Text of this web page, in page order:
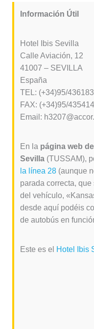
Información Útil
Hotel Ibis Sevilla
Calle Aviación, 12
41007 – SEVILLA
España
TEL: (+34)95/
FAX: (+34)95/
Email:
En la página web
Sevilla(TUSSAM),
la línea 28(aunque
parada correcta,
del vehículo,
desde aquí podéis
de autobús en
Este es el Hotel Ibis